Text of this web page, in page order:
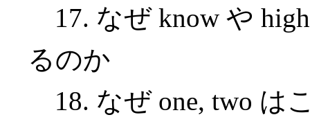
17. なぜ know や
るのか
18. なぜ one, two は